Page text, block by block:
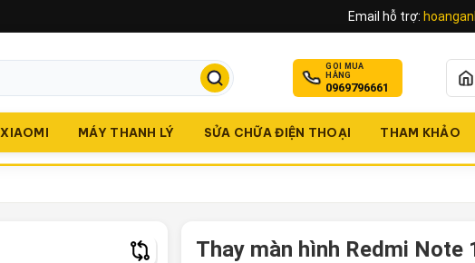
Email hỗ trợ:
GỌI MUA
HÀNG
0969796661
XIAOMI MÁY THANH LÝ SỬA CHỮA ĐIỆN THOẠI THAM KHẢO
Thay màn hình Redmi Note